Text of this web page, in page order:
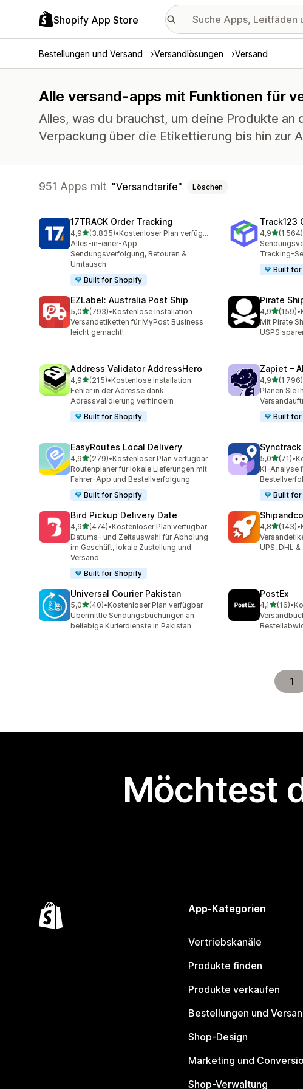
Shopify App Store
Bestellungen und Versand Versandlösungen Versand
Alle versand-apps mit Funktionen für
Alles, was du brauchst, um deine Produkte
Verpackung über die Etikettierung bis hin zur
951 Apps mit Versandtarife Löschen
17TRACK Order Tracking
4,9von 5 Sternen
(3.835)
3835 Rezensionen insgesamt
•
Kostenloser Plan verfügbar
Alles-in-einer-App:
Sendungsverfolgung, Retouren &
Umtausch
Built for Shopify
Track123
4,9von 5
(1.564)
1564
Tracking-
Built
EZLabel: Australia Post Ship
5,0von 5 Sternen
(793)
793 Rezensionen insgesamt
•Kostenlose Installation
Versandetiketten für MyPost Business
leicht gemacht!
Pirate
4,9von 5
(159)
159 •
Mit Pirate
USPS
Address Validator AddressHero
4,9von 5 Sternen
(215)
215 Rezensionen insgesamt
•Kostenlose Installation
Fehler in der Adresse dank
Adressvalidierung verhindern
Built for Shopify
Zapiet –
4,9von 5
(1.796)
1796
Planen Sie
Built
EasyRoutes Local Delivery
4,9von 5 Sternen
(279)
279 Rezensionen insgesamt
•Kostenloser Plan verfügbar
Routenplaner für lokale Lieferungen mit
Fahrer-App und Bestellverfolgung
Built for Shopify
5,0von 5
(71)
71 •
KI-Analyse
Built
Bird Pickup Delivery Date
4,9von 5 Sternen
(474)
474 Rezensionen insgesamt
•Kostenloser Plan verfügbar
Datums- und Zeitauswahl für Abholung
im Geschäft, lokale Zustellung und
Versand
Built for Shopify
Shipandco
4,8von 5
(143)
143 •
UPS, DHL
Universal Courier Pakistan
5,0von 5 Sternen
(40)
40 Rezensionen insgesamt
•Kostenloser Plan verfügbar
Übermittle Sendungsbuchungen an
beliebige Kurierdienste in Pakistan.
PostEx
4,1von 5
(16)
16 •
1
Möchtest
App-Kategorien
Vertriebskanäle
Produkte finden
Produkte verkaufen
Bestellungen und
Shop-Design
Marketing und
Shop-Verwaltung